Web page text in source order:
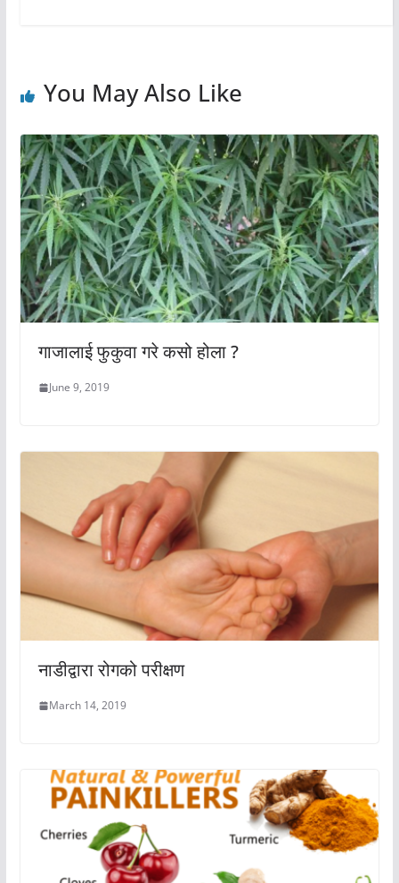
You May Also Like
गाजालाई फुकुवा गरे कसो होला ?
June 9, 2019
नाडीद्वारा रोगको परीक्षण
March 14, 2019